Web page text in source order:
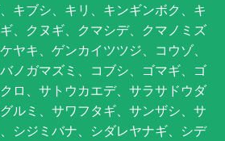
キブシ、キリ、キンギンボク、キ
、クヌギ、クマシデ、クマノミズ
ヤキ、ゲンカイツツジ、コウゾ、
ノガマズミ、コブシ、ゴマギ、ゴ
ロ、サトウカエデ、サラサドウダ
ルミ、サワフタギ、サンザシ、サ
シジミバナ、シダレヤナギ、シデ